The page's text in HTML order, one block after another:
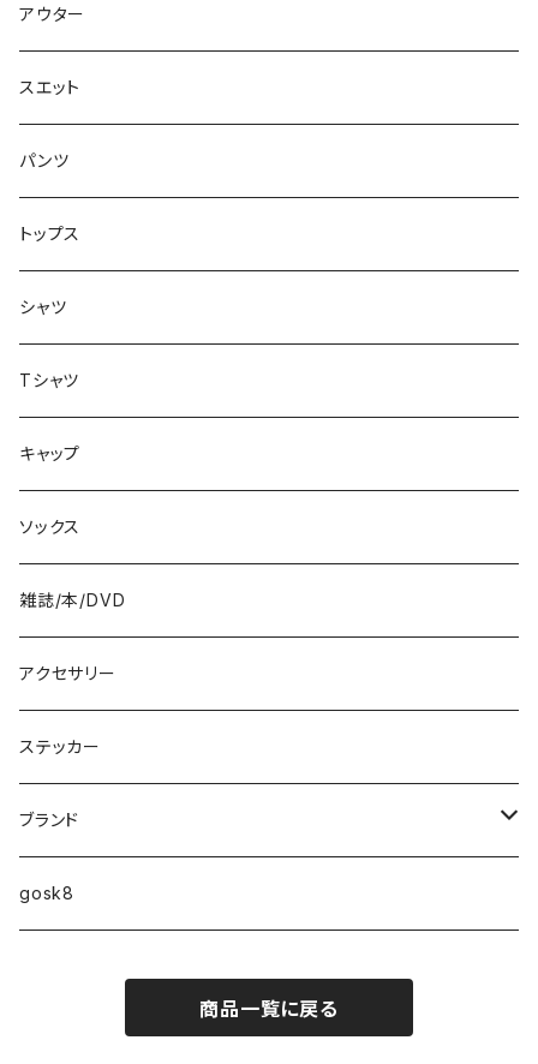
ソックス
アンダーウェア
アクセサリー
シューズ
バッグ
7.9インチ
8インチ
8.1インチ
8.2インチ
8.3インチ
8.4インチ
8.5インチ
8.6インチ
8.7インチ
9インチ
9.2インチ
10インチ
ファンシェイプ
アウター
スエット
パンツ
トップス
シャツ
Tシャツ
キャップ
ソックス
雑誌/本/DVD
アクセサリー
ステッカー
ブランド
HIGHFIVE
MELLOW CONCAVE LOVERS CLUB
NIKE SB ISHOD COLLECTION
gosk8
商品一覧に戻る